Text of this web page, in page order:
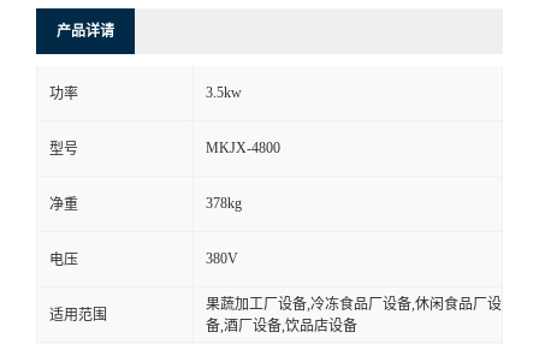
产品详请
功率 3.5kw
型号 MKJX-4800
净重 378kg
电压 380V
适用范围
果蔬加工厂设备,冷冻食品厂设备,休闲食品厂设
备,酒厂设备,饮品店设备